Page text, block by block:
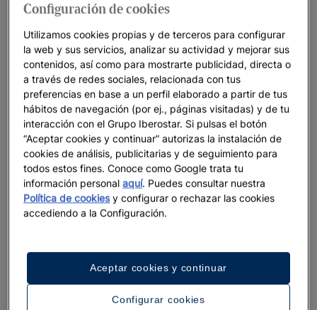
Iberostar Beachfront Resorts: los mejores
En Iberostar, cuidamos cada detalle para garantizar que
nuestros resorts frente al mar sean únicos. Destinos increíbles,
un servicio cálido y acogedor y una conexión profunda con
los océanos se convierten en el escenario perfecto para que
vivas momentos que recordarás toda la vida. Creemos en vivir
el presente de forma positiva, mientras cuidamos los paisajes
naturales que rodean nuestros resorts para que las futuras
generaciones también puedan disfrutarlos.
Configuración de cookies
Utilizamos cookies propias y de terceros para configurar
la web y sus servicios, analizar su actividad y mejorar sus
contenidos, así como para mostrarte publicidad, directa o
a través de redes sociales, relacionada con tus
preferencias en base a un perfil elaborado a partir de tus
hábitos de navegación (por ej., páginas visitadas) y de tu
interacción con el Grupo Iberostar. Si pulsas el botón
“Aceptar cookies y continuar” autorizas la instalación de
cookies de análisis, publicitarias y de seguimiento para
todos estos fines. Conoce como Google trata tu
información personalaquí. Puedes consultar nuestra
Política de cookiesy configurar o rechazar las cookies
accediendo a la Configuración.
Configurar cookies
Aceptar cookies y continuar